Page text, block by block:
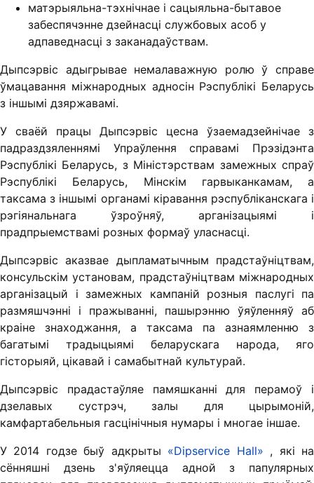
матэрыяльна-тэхнічнае і сацыяльна-бытавое
забеспячэнне дзейнасці службовых асоб у
адпаведнасці з заканадаўствам.
Дыпсэрвіс адыгрывае немалаважную ролю ў справе
ўмацавання міжнародных адносін Рэспублікі Беларусь
з іншымі дзяржавамі.
У сваёй працы Дыпсэрвіс цесна ўзаемадзейнічае з
падраздзяленнямі Упраўлення справамі Прэзідэнта
Рэспублікі Беларусь, з Міністэрствам замежных спраў
Рэспублікі Беларусь, Мінскім гарвыканкамам, а
таксама з іншымі органамі кіравання рэспубліканскага і
рэгіянальнага ўзроўняў, арганізацыямі і
прадпрыемствамі розных формаў уласнасці.
Дыпсэрвіс аказвае дыпламатычным прадстаўніцтвам,
консульскім установам, прадстаўніцтвам міжнародных
арганізацый і замежных кампаній розныя паслугі па
размяшчэнні і пражыванні, пашырэнню ўяўленняў аб
краіне знаходжання, а таксама па азнаямленню з
багатымі традыцыямі беларускага народа, яго
гісторыяй, цікавай і самабытнай культурай.
Дыпсэрвіс прадастаўляе памяшканні для перамоў і
дзелавых сустрэч, залы для цырымоній,
камфартабельныя гасцінічныя нумары і многае іншае.
У 2014 годзе быў адкрыты «Dipservice Hall» , які на
сённяшні дзень з'яўляецца адной з папулярных